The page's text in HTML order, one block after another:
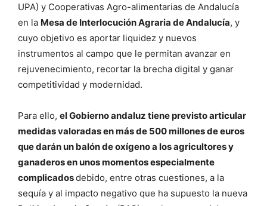
UPA) y Cooperativas Agro-alimentarias de Andalucía
en la Mesa de Interlocución Agraria de Andalucía, y
cuyo objetivo es aportar liquidez y nuevos
instrumentos al campo que le permitan avanzar en
rejuvenecimiento, recortar la brecha digital y ganar
competitividad y modernidad.
Para ello, el Gobierno andaluz tiene previsto articular
medidas valoradas en más de 500 millones de euros
que darán un balón de oxígeno a los agricultores y
ganaderos en unos momentos especialmente
complicadosdebido, entre otras cuestiones, a la
sequía y al impacto negativo que ha supuesto la nueva